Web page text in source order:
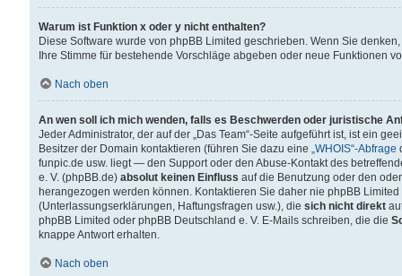
Warum ist Funktion x oder y nicht enthalten?
Diese Software wurde von phpBB Limited geschrieben. Wenn Sie
Ihre Stimme für bestehende Vorschläge abgeben oder neue Funktionen
Nach oben
An wen soll ich mich wenden, falls es Beschwerden oder juristische
Jeder Administrator, der auf der „Das Team“-Seite aufgeführt ist, ist ein
Besitzer der Domain kontaktieren (führen Sie dazu eine „WHOIS“-Abfrage
funpic.de usw. liegt — den Support oder den Abuse-Kontakt des
e. V. (phpBB.de) absolut keinen Einfluss auf die Benutzung oder den
herangezogen werden können. Kontaktieren Sie daher nie phpBB
(Unterlassungserklärungen, Haftungsfragen usw.), die sich nicht direkt
phpBB Limited oder phpBB Deutschland e. V. E-Mails schreiben, die die
knappe Antwort erhalten.
Nach oben